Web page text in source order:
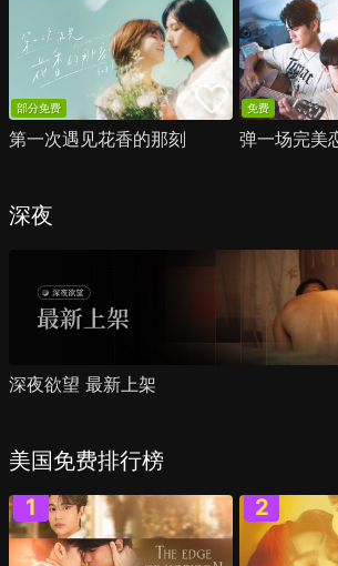
部分免费
第一次遇见花香的那刻
免费
弹一场完美
深夜
深夜欲望 最新上架
美国免费排行榜